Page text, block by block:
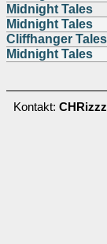
Midnight Tales
Midnight Tales
Cliffhanger Tales
Midnight Tales
Kontakt: CHRizzz